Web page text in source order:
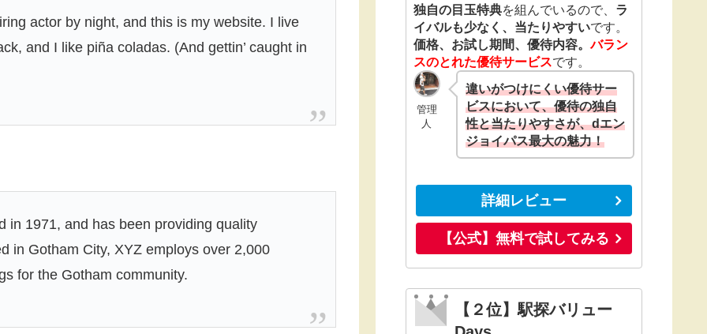
actor by night, and this is my website. I live
and I like piña coladas. (And gettin’ caught in
in 1971, and has been providing quality
in Gotham City, XYZ employs over 2,000
for the Gotham community.
独自の目玉特典を組んでいるので、 ラ
イバルも少なく、当たりやすいです。
価格、お試し期間、優待内容。 バラン
スのとれた優待サービスです。
管理
人
違いがつけにくい優待サー
ビスにおいて、優待の独自
性と当たりやすさが、dエン
ジョイパス最大の魅力！
詳細レビュー
【公式】無料で試してみる
【２位】駅探バリュー